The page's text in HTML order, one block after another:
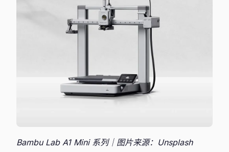
Bambu Lab A1 Mini 系列｜图片来源：Unsplash